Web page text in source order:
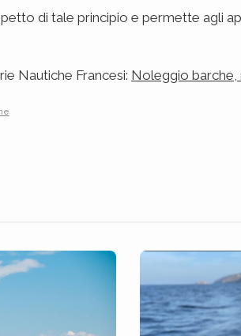
di tale principio e permette agli
Nautiche Francesi: Noleggio barche,